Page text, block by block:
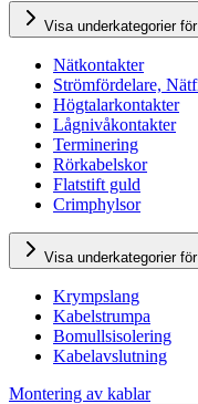
Visa underkategorier
Nätkontakter
Strömfördelare,
Högtalarkontakter
Lågnivåkontakter
Terminering
Rörkabelskor
Flatstift guld
Crimphylsor
Visa underkategorier
Krympslang
Kabelstrumpa
Bomullsisolering
Kabelavslutning
Montering av kablar